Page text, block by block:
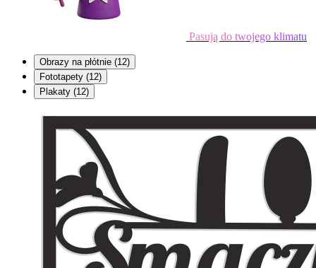
Pasują do twojego klimatu
Obrazy na płótnie (12)
Fototapety (12)
Plakaty (12)